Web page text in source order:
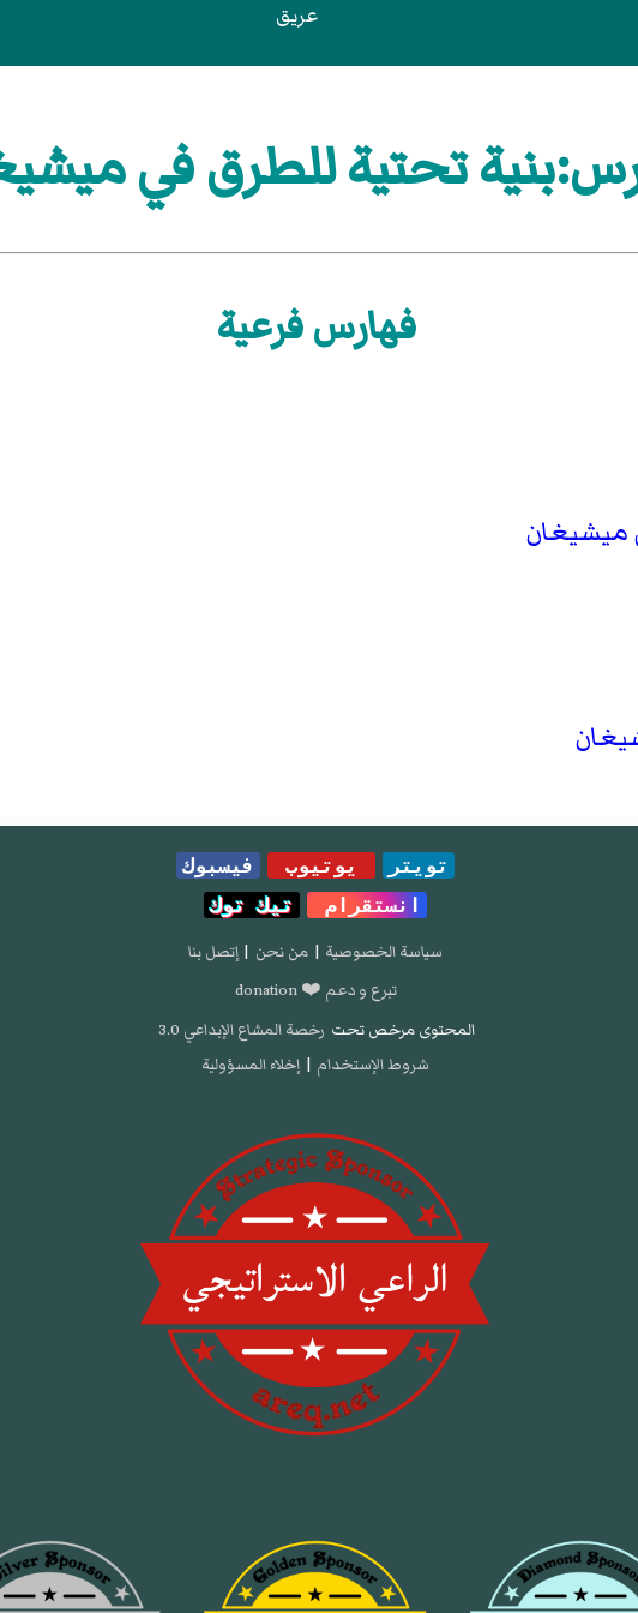
عريق
تحتية للطرق في
فهارس فرعية
تويتر يوتيوب
فيسبوك
انستقرام
تيك توك
سياسة الخصوصية | من نحن | إتصل بنا
تبرع و دعم ❤️ donation
المحتوى مرخص تحت رخصة المشاع الإبداعي 3.0
شروط الإستخدام | إخلاء المسؤولية